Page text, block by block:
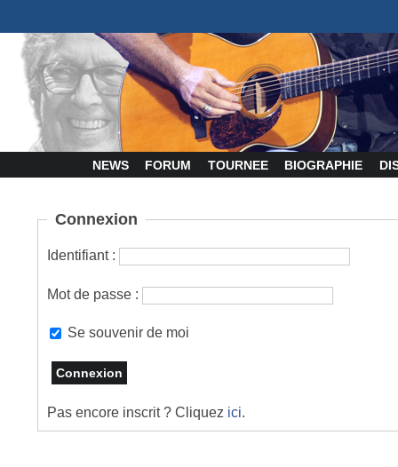
NEWS FORUM TOURNEE BIOGRAPHIE
Connexion
Identifiant :
Mot de passe :
Se souvenir de moi
Pas encore inscrit ? Cliquez ici.